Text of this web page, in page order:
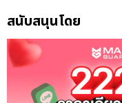
สนับสนุนโดย